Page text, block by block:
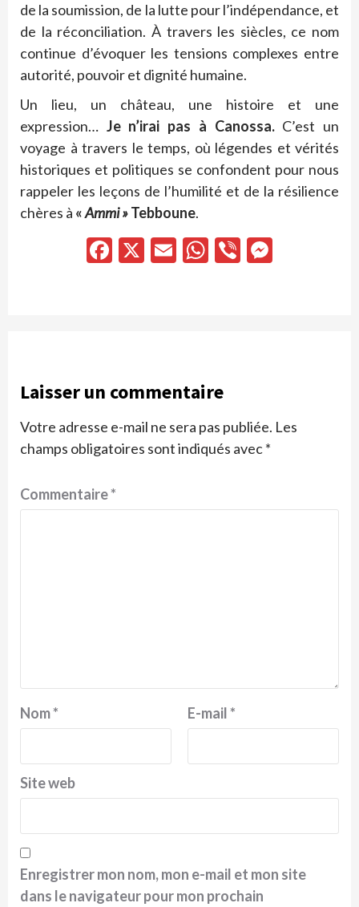
de la soumission, de la lutte pour l’indépendance, et
de la réconciliation. À travers les siècles, ce nom
continue d’évoquer les tensions complexes entre
autorité, pouvoir et dignité humaine.
Un lieu, un château, une histoire et une
expression… Je n’irai pas à Canossa.C’est un
voyage à travers le temps, où légendes et vérités
historiques et politiques se confondent pour nous
rappeler les leçons de l’humilité et de la résilience
chères à «Ammi »Tebboune.
Facebook
X EmailWhatsApp
Viber
Laisser un commentaire
Votre adresse e-mail ne sera pas publiée. Les
champs obligatoires sont indiqués avec*
Commentaire*
Nom* E-mail*
Site web
Enregistrer mon nom, mon e-mail et mon site
dans le navigateur pour mon prochain